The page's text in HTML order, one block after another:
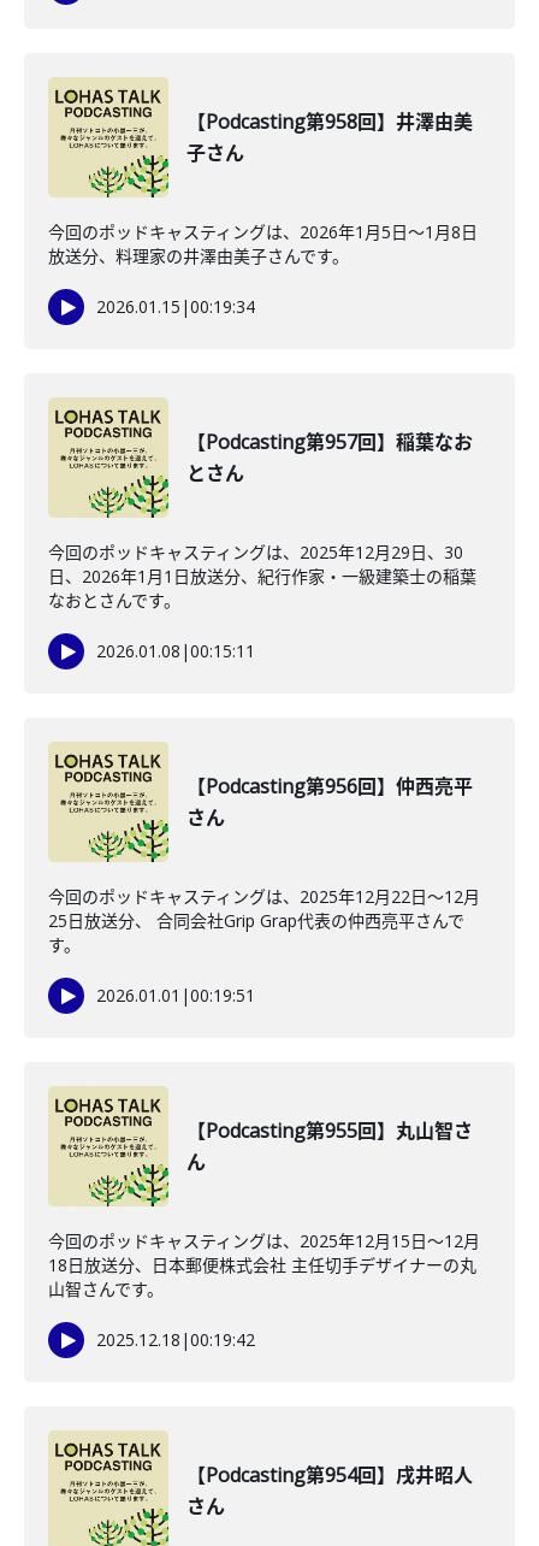
【Podcasting第958回】井澤由美
子さん
今回のポッドキャスティングは、2026年1月5日〜1月8日
放送分、料理家の井澤由美子さんです。
2026.01.15 |00:19:34
【Podcasting第957回】稲葉なお
とさん
今回のポッドキャスティングは、2025年12月29日、30
日、2026年1月1日放送分、紀行作家・一級建築士の稲葉
なおとさんです。
2026.01.08 |00:15:11
【Podcasting第956回】仲西亮平
さん
今回のポッドキャスティングは、2025年12月22日〜12月
25日放送分、 合同会社Grip Grap代表の仲西亮平さんで
す。
2026.01.01 |00:19:51
【Podcasting第955回】丸山智さ
ん
今回のポッドキャスティングは、2025年12月15日〜12月
18日放送分、日本郵便株式会社 主任切手デザイナーの丸
山智さんです。
2025.12.18 |00:19:42
【Podcasting第954回】戌井昭人
さん